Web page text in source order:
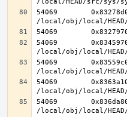
54069
54069
54069
54069
54069